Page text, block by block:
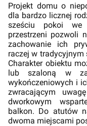
Projekt domu o
dla bardzo licznej
sześciu pokoi we
przestrzeni pozwoli
zachowanie ich
raczej w tradycyjnym
Charakter obiektu
lub szaloną w
wykończeniowych i
zwracającym
dworkowym
balkon. Do atutów
dwoma miejscami